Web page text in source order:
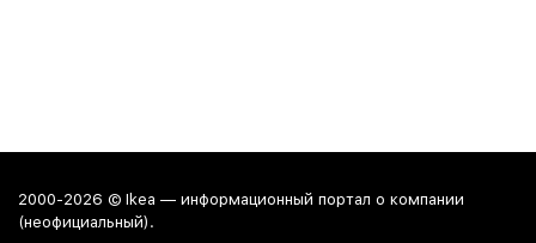
2000-2026 © Ikea — информационный портал о компании
(неофициальный).